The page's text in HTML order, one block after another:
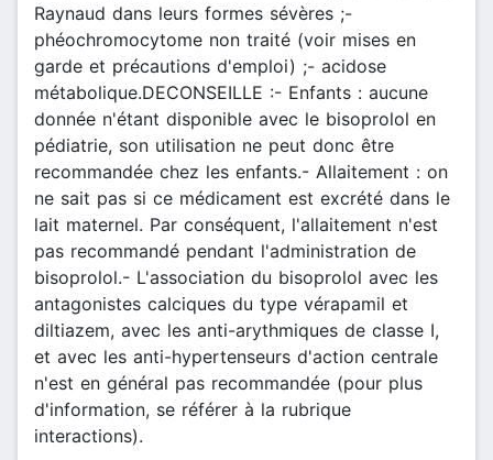
Raynaud dans leurs formes sévères ;-
phéochromocytome non traité (voir mises en
garde et précautions d'emploi) ;- acidose
métabolique.DECONSEILLE :- Enfants : aucune
donnée n'étant disponible avec le bisoprolol en
pédiatrie, son utilisation ne peut donc être
recommandée chez les enfants.- Allaitement : on
ne sait pas si ce médicament est excrété dans le
lait maternel. Par conséquent, l'allaitement n'est
pas recommandé pendant l'administration de
bisoprolol.- L'association du bisoprolol avec les
antagonistes calciques du type vérapamil et
diltiazem, avec les anti-arythmiques de classe I,
et avec les anti-hypertenseurs d'action centrale
n'est en général pas recommandée (pour plus
d'information, se référer à la rubrique
interactions).